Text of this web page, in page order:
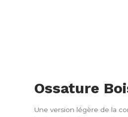
Ossature
Une version légère de la